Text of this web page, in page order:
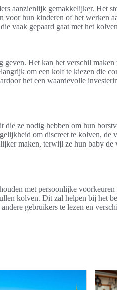
aanzienlijk gemakkelijker. Het
voor hun kinderen of het werken
vaak gepaard gaat met het
Het kan het verschil maken
om een kolf te kiezen die
het een waardevolle
ze nodig hebben om hun
om discreet te kolven, de
maken, terwijl ze hun baby de
met persoonlijke voorkeuren
kolven. Dit zal helpen bij het
gebruikers te lezen en